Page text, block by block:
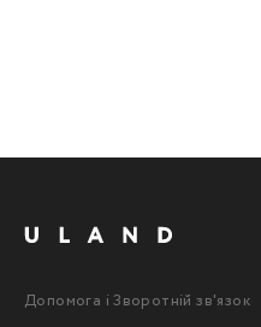
Допомога і Зворотній зв'язок